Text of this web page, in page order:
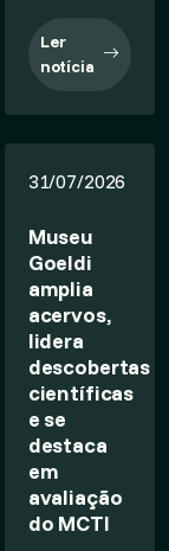
Ler
notícia
31/07/2026
Museu
Goeldi
amplia
acervos,
lidera
descobertas
científicas
e se
destaca
em
avaliação
do MCTI